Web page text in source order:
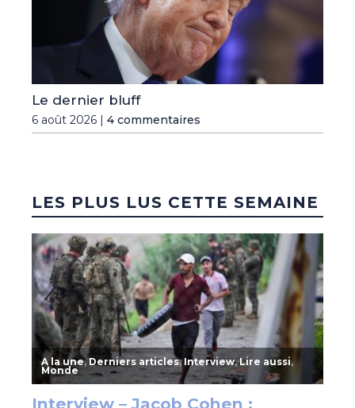
Le dernier bluff
6 août 2026 | 4 commentaires
LES PLUS LUS CETTE SEMAINE